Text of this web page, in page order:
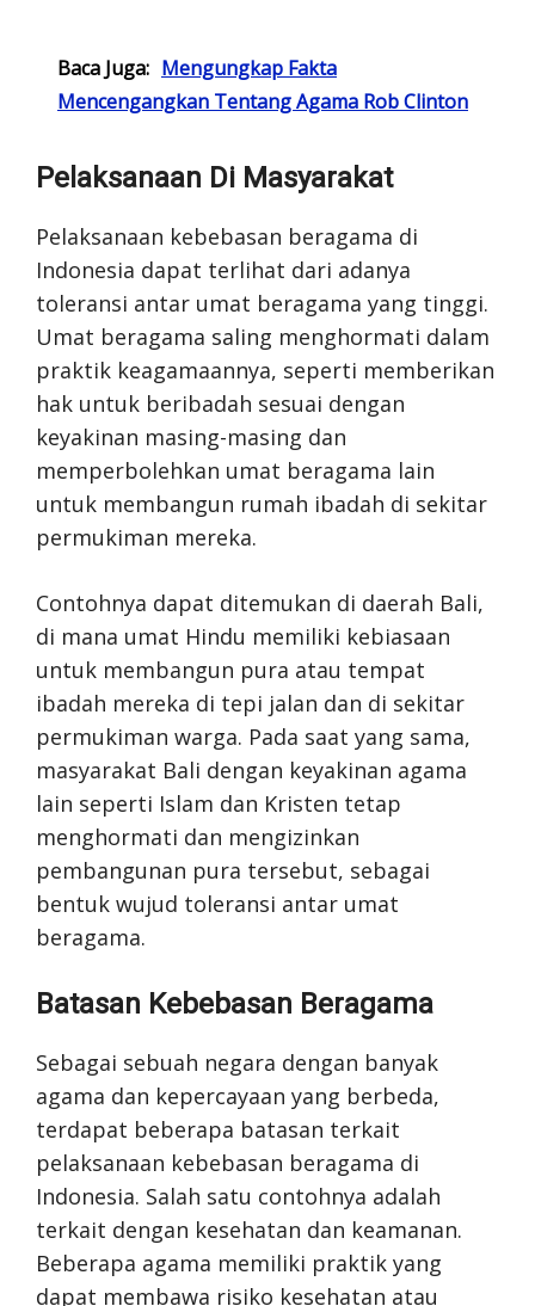
Baca Juga: Mengungkap Fakta
Mencengangkan Tentang Agama Rob Clinton
Pelaksanaan Di Masyarakat
Pelaksanaan kebebasan beragama di
Indonesia dapat terlihat dari adanya
toleransi antar umat beragama yang tinggi.
Umat beragama saling menghormati dalam
praktik keagamaannya, seperti memberikan
hak untuk beribadah sesuai dengan
keyakinan masing-masing dan
memperbolehkan umat beragama lain
untuk membangun rumah ibadah di sekitar
permukiman mereka.
Contohnya dapat ditemukan di daerah Bali,
di mana umat Hindu memiliki kebiasaan
untuk membangun pura atau tempat
ibadah mereka di tepi jalan dan di sekitar
permukiman warga. Pada saat yang sama,
masyarakat Bali dengan keyakinan agama
lain seperti Islam dan Kristen tetap
menghormati dan mengizinkan
pembangunan pura tersebut, sebagai
bentuk wujud toleransi antar umat
beragama.
Batasan Kebebasan Beragama
Sebagai sebuah negara dengan banyak
agama dan kepercayaan yang berbeda,
terdapat beberapa batasan terkait
pelaksanaan kebebasan beragama di
Indonesia. Salah satu contohnya adalah
terkait dengan kesehatan dan keamanan.
Beberapa agama memiliki praktik yang
dapat membawa risiko kesehatan atau